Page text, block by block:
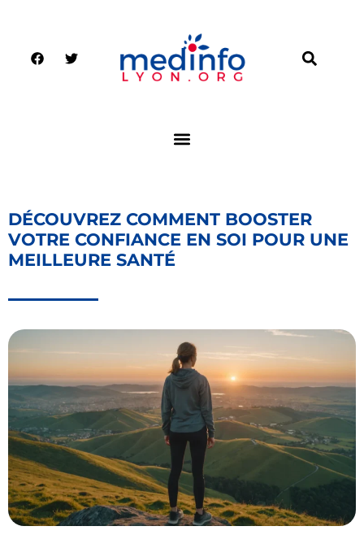
DÉCOUVREZ COMMENT BOOSTER
VOTRE CONFIANCE EN SOI POUR UNE
MEILLEURE SANTÉ